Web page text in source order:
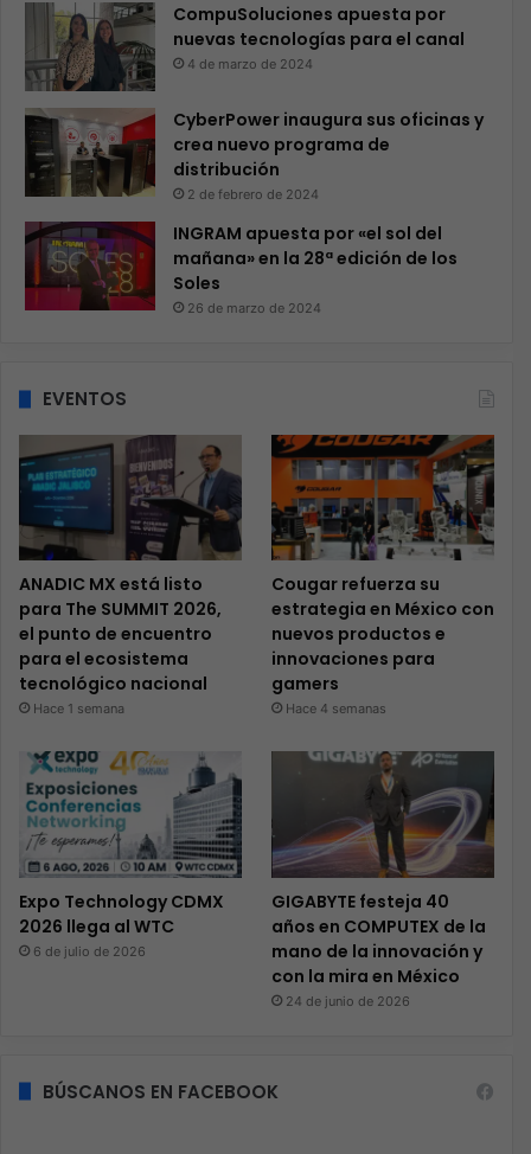
CompuSoluciones apuesta por
nuevas tecnologías para el canal
4 de marzo de 2024
CyberPower inaugura sus oficinas y
crea nuevo programa de
distribución
2 de febrero de 2024
INGRAM apuesta por «el sol del
mañana» en la 28ª edición de los
Soles
26 de marzo de 2024
EVENTOS
ANADIC MX está listo
para The SUMMIT 2026,
el punto de encuentro
para el ecosistema
tecnológico nacional
Hace 1 semana
Cougar refuerza su
estrategia en México con
nuevos productos e
innovaciones para
gamers
Hace 4 semanas
Expo Technology CDMX
2026 llega al WTC
6 de julio de 2026
GIGABYTE festeja 40
años en COMPUTEX de la
mano de la innovación y
con la mira en México
24 de junio de 2026
BÚSCANOS EN FACEBOOK